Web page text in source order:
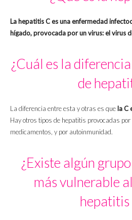
La hepatitis C es una enfermedad
hígado, provocada por un virus: el virus
¿Cuál es la
de
La diferencia entre esta y otras es que la C
Hay otros tipos de hepatitis provocadas
medicamentos, y por autoinmunidad.
¿Existe algún
más vulnerable
hepatitis